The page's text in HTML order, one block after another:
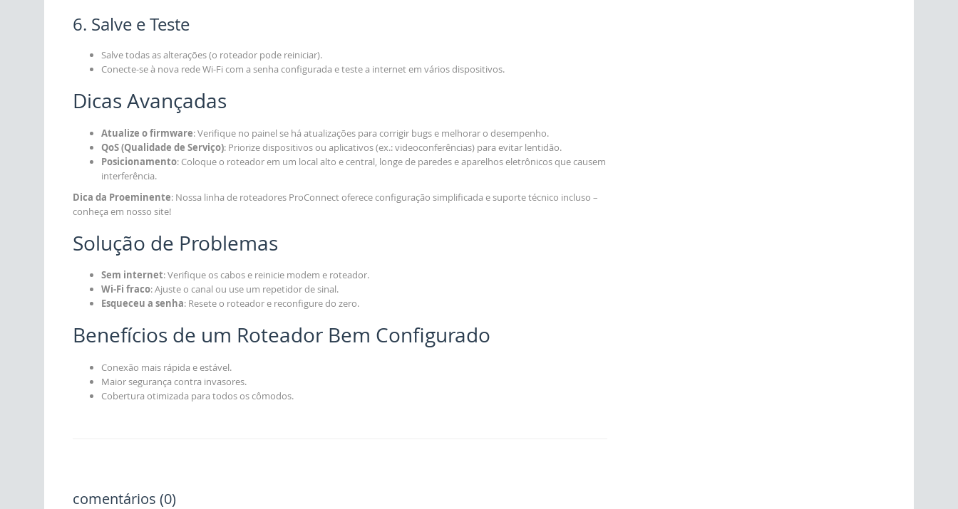
6. Salve e Teste
Salve todas as alterações (o roteador pode reiniciar).
Conecte-se à nova rede Wi-Fi com a senha configurada e teste a internet em vários dispositivos.
Dicas Avançadas
Atualize o firmware: Verifique no painel se há atualizações para corrigir bugs e melhorar o desempenho.
QoS (Qualidade de Serviço): Priorize dispositivos ou aplicativos (ex.: videoconferências) para evitar lentidão.
Posicionamento: Coloque o roteador em um local alto e central, longe de paredes e aparelhos eletrônicos que causem
interferência.
Dica da Proeminente: Nossa linha de roteadores ProConnect oferece configuração simplificada e suporte técnico incluso –
conheça em nosso site!
Solução de Problemas
Sem internet: Verifique os cabos e reinicie modem e roteador.
Wi-Fi fraco: Ajuste o canal ou use um repetidor de sinal.
Esqueceu a senha: Resete o roteador e reconfigure do zero.
Benefícios de um Roteador Bem Configurado
Conexão mais rápida e estável.
Maior segurança contra invasores.
Cobertura otimizada para todos os cômodos.
comentários (0)